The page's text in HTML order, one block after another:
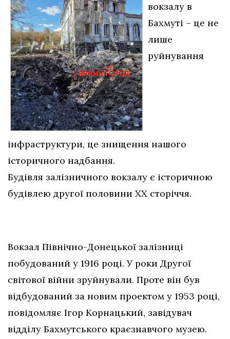
вокзалу в
Бахмуті – це не
лише
руйнування
інфраструктури, це знищення нашого
історичного надбання.
Будівля залізничного вокзалу є історичною
будівлею другої половини ХХ сторіччя.
Вокзал Північно-Донецької залізниці
побудований у 1916 році. У роки Другої
світової війни зруйнували. Проте він був
відбудований за новим проектом у 1953 році,
повідомляє Ігор Корнацький, завідувач
відділу Бахмутського краєзнавчого музею.